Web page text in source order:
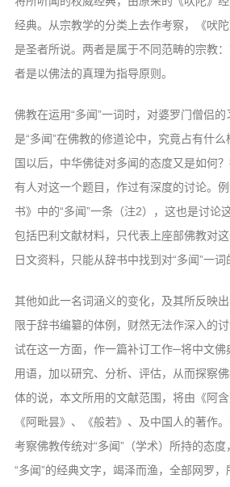
经典。从宗教学的分类上去作考察，《吠
是圣者所说。两者是属于不同范畴的宗教
者是以佛法的真理为指导原则。
佛教在运用“多闻”一词时，对婆罗门僧侣
是“多闻”在佛教的修道论中，究竟占有什
国以后，中华佛徒对多闻的态度又是如何
有人对这一个题目，作过有深度的讨论。
书》中的“多闻”一条（注2），这也是讨论
包括巴利文献材料，只代表上座部佛教对
日文资料，只能从辞书中找到对“多闻”一词
其他如此一名词涵义的变化，及其所反映
限于辞书编纂的体例，财然无法作深入的
试在这一方面，作一篇补订工作─将中文佛
用语，加以研究、分析、评估，从而探察
体的说，本文所用的文献范围，将由《阿含
《阿毗昙》、《般若》、及中国人的著作
考察佛教传统对“多闻”（学术）所持的态
“多闻”的经典文字，竭泽而渔，全部网罗